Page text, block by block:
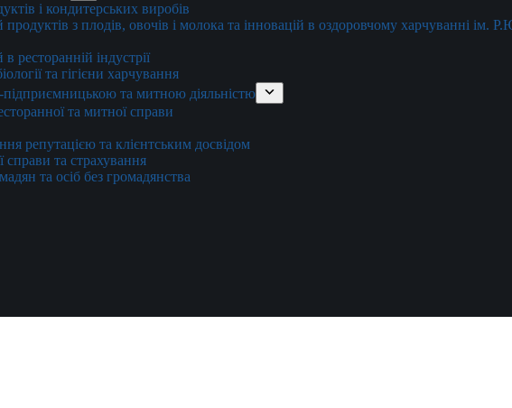
і кондитерських виробів
з плодів, овочів і молока та інновацій в оздоровчому харчуванні ім.
ресторанній індустрії
та гігієни харчування
підприємницькою та митною діяльністю
та митної справи
репутацією та клієнтським досвідом
справи та страхування
та осіб без громадянства